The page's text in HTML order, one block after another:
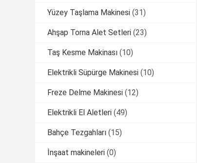
Yüzey Taşlama Makinesi (31)
Ahşap Torna Alet Setleri (23)
Taş Kesme Makinası (10)
Elektrikli Süpürge Makinesi (10)
Freze Delme Makinesi (12)
Elektrikli El Aletleri (49)
Bahçe Tezgahları (15)
İnşaat makineleri (0)